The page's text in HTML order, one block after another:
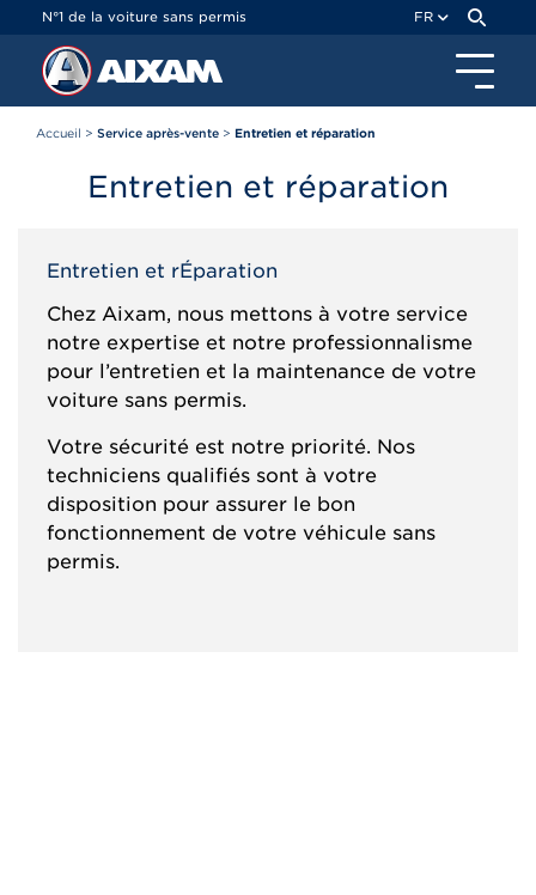
N°1 de la voiture sans permis FR
Accueil > Service après-vente > Entretien et réparation
Entretien et réparation
Entretien et rÉparation
Chez Aixam, nous mettons à votre service
notre expertise et notre professionnalisme
pour l’entretien et la maintenance de votre
voiture sans permis.
Votre sécurité est notre priorité. Nos
techniciens qualifiés sont à votre
disposition pour assurer le bon
fonctionnement de votre véhicule sans
permis.
Panneau de gestion des cookies